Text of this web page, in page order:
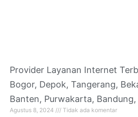
Provider Layanan Internet
Bogor, Depok, Tangerang,
Banten, Purwakarta,
Agustus 8, 2024 Tidak ada komentar